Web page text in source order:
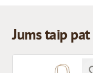
Jums taip